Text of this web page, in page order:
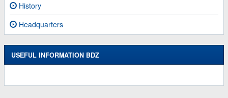
History
Headquarters
USEFUL INFORMATION BDZ